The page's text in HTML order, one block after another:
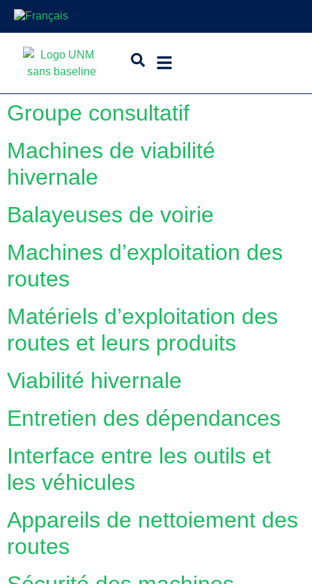
Groupe consultatif
Machines de viabilité
hivernale
Balayeuses de voirie
Machines d’exploitation des
routes
Matériels d’exploitation des
routes et leurs produits
Viabilité hivernale
Entretien des dépendances
Interface entre les outils et
les véhicules
Appareils de nettoiement des
routes